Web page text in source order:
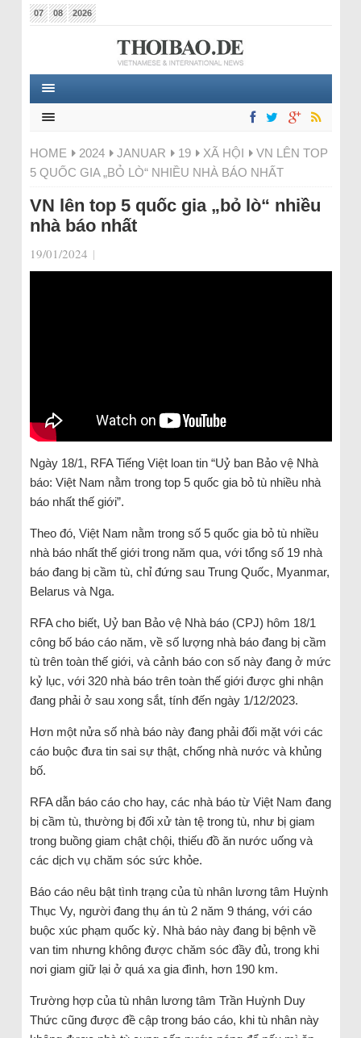
07 08 2026
HOME 2024 JANUAR 19 XÃ HỘI
VN LÊN TOP
5 QUỐC GIA „BỎ LÒ“ NHIỀU NHÀ BÁO NHẤT
VN lên top 5 quốc gia „bỏ lò“ nhiều
nhà báo nhất
19/01/2024 |
Ngày 18/1, RFA Tiếng Việt loan tin “Uỷ ban Bảo vệ Nhà
báo: Việt Nam nằm trong top 5 quốc gia bỏ tù nhiều nhà
báo nhất thế giới”.
Theo đó, Việt Nam nằm trong số 5 quốc gia bỏ tù nhiều
nhà báo nhất thế giới trong năm qua, với tổng số 19 nhà
báo đang bị cầm tù, chỉ đứng sau Trung Quốc, Myanmar,
Belarus và Nga.
RFA cho biết, Uỷ ban Bảo vệ Nhà báo (CPJ) hôm 18/1
công bố báo cáo năm, về số lượng nhà báo đang bị cầm
tù trên toàn thế giới, và cảnh báo con số này đang ở mức
kỷ lục, với 320 nhà báo trên toàn thế giới được ghi nhận
đang phải ở sau xong sắt, tính đến ngày 1/12/2023.
Hơn một nửa số nhà báo này đang phải đối mặt với các
cáo buộc đưa tin sai sự thật, chống nhà nước và khủng
bố.
RFA dẫn báo cáo cho hay, các nhà báo từ Việt Nam đang
bị cầm tù, thường bị đối xử tàn tệ trong tù, như bị giam
trong buồng giam chật chội, thiếu đồ ăn nước uống và
các dịch vụ chăm sóc sức khỏe.
Báo cáo nêu bật tình trạng của tù nhân lương tâm Huỳnh
Thục Vy, người đang thụ án tù 2 năm 9 tháng, với cáo
buộc xúc phạm quốc kỳ. Nhà báo này đang bị bệnh về
van tim nhưng không được chăm sóc đầy đủ, trong khi
nơi giam giữ lại ở quá xa gia đình, hơn 190 km.
Trường hợp của tù nhân lương tâm Trần Huỳnh Duy
Thức cũng được đề cập trong báo cáo, khi tù nhân này